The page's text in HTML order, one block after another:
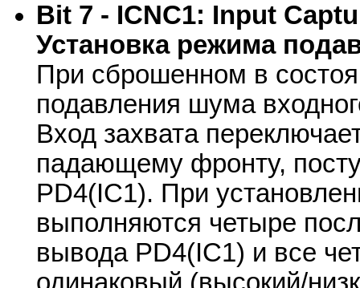
Bit 7 - ICNC1: Input
Установка режима
При сброшенном в
подавления шума
Вход захвата
падающему фронту,
PD4(IC1). При
выполняются четыре
вывода PD4(IC1) и все